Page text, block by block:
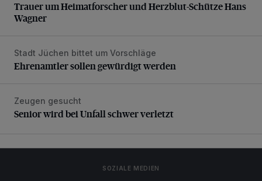
Trauer um Heimatforscher und Herzblut-Schütze Hans
Wagner
Ehrenamtler sollen gewürdigt werden
Stadt Jüchen bittet um Vorschläge
Ehrenamtler sollen gewürdigt werden
Senior wird bei Unfall schwer verletzt
Zeugen gesucht
Senior wird bei Unfall schwer verletzt
SOZIALE MEDIEN